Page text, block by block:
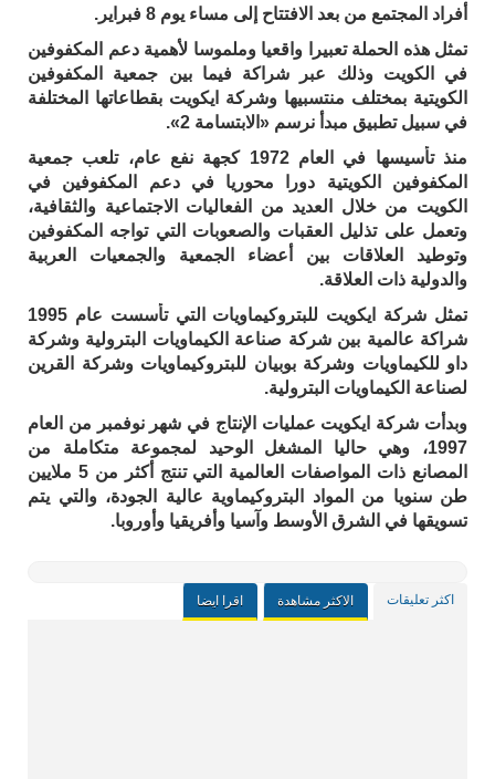
أفراد المجتمع من بعد الافتتاح إلى مساء يوم 8 فبراير.
تمثل هذه الحملة تعبيرا واقعيا وملموسا لأهمية دعم المكفوفين
في الكويت وذلك عبر شراكة فيما بين جمعية المكفوفين
الكويتية بمختلف منتسبيها وشركة ايكويت بقطاعاتها المختلفة
في سبيل تطبيق مبدأ نرسم «الابتسامة 2».
منذ تأسيسها في العام 1972 كجهة نفع عام، تلعب جمعية
المكفوفين الكويتية دورا محوريا في دعم المكفوفين في
الكويت من خلال العديد من الفعاليات الاجتماعية والثقافية،
وتعمل على تذليل العقبات والصعوبات التي تواجه المكفوفين
وتوطيد العلاقات بين أعضاء الجمعية والجمعيات العربية
والدولية ذات العلاقة.
تمثل شركة ايكويت للبتروكيماويات التي تأسست عام 1995
شراكة عالمية بين شركة صناعة الكيماويات البترولية وشركة
داو للكيماويات وشركة بوبيان للبتروكيماويات وشركة القرين
لصناعة الكيماويات البترولية.
وبدأت شركة ايكويت عمليات الإنتاج في شهر نوفمبر من العام
1997، وهي حاليا المشغل الوحيد لمجموعة متكاملة من
المصانع ذات المواصفات العالمية التي تنتج أكثر من 5 ملايين
طن سنويا من المواد البتروكيماوية عالية الجودة، والتي يتم
تسويقها في الشرق الأوسط وآسيا وأفريقيا وأوروبا.
اكثر تعليقات الاكثر مشاهدة اقرا ايضا